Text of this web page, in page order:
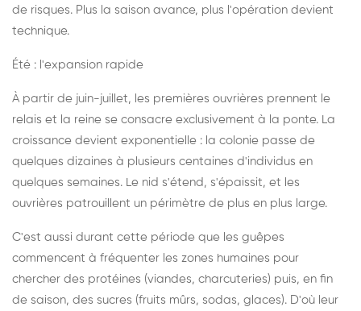
de risques. Plus la saison avance, plus l'opération devient
technique.
Été : l'expansion rapide
À partir de juin-juillet, les premières ouvrières prennent le
relais et la reine se consacre exclusivement à la ponte. La
croissance devient exponentielle : la colonie passe de
quelques dizaines à plusieurs centaines d'individus en
quelques semaines. Le nid s'étend, s'épaissit, et les
ouvrières patrouillent un périmètre de plus en plus large.
C'est aussi durant cette période que les guêpes
commencent à fréquenter les zones humaines pour
chercher des protéines (viandes, charcuteries) puis, en fin
de saison, des sucres (fruits mûrs, sodas, glaces). D'où leur